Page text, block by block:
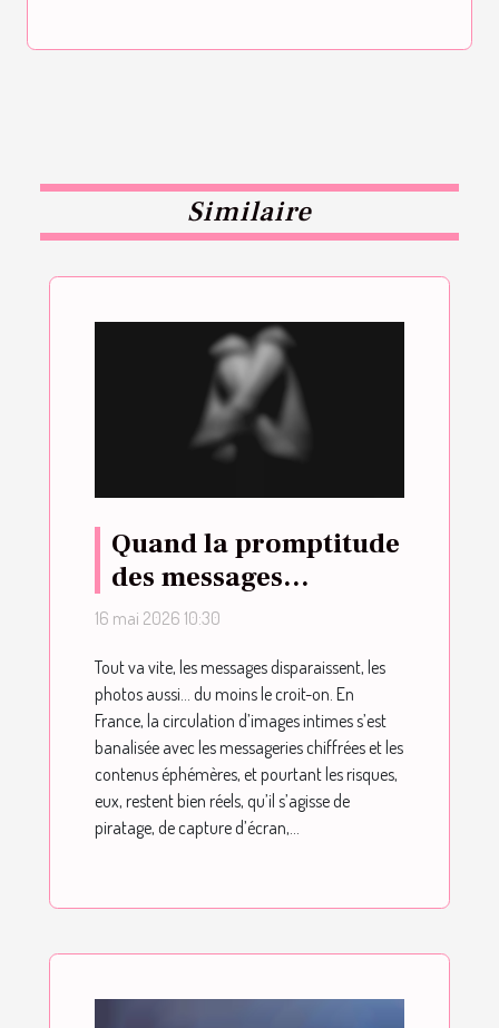
Similaire
Quand la promptitude
des messages
rencontre la fragilité
quel risque pour vos
données ?
16 mai 2026 10:30
Tout va vite, les messages disparaissent, les
photos aussi… du moins le croit-on. En
France, la circulation d’images intimes s’est
banalisée avec les messageries chiffrées et les
contenus éphémères, et pourtant les risques,
eux, restent bien réels, qu’il s’agisse de
piratage, de capture d’écran,...